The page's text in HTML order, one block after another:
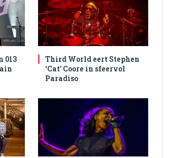
013
Third World eert Stephen
‘Cat’ Coore in sfeervol
Paradiso